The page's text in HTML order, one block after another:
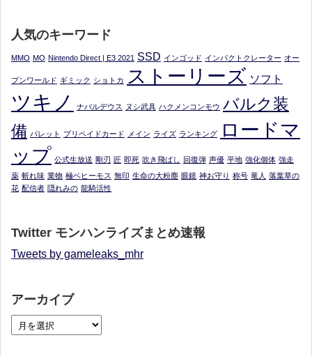
人気のキーワード
MMO MO Nintendo Direct | E3 2021 SSD インゴッド インパクトクレーター オー
プンワールド ギミック ショトカ ストーリーズ ソフト
ツキノ ナバルデウス ヌシ武具 ハクメンコンモウ バルク装
備 パレット プリペイドカード メイン ライズ ランキング
ロードマ
ップ 公式生放送 剛刃 匠 即死 吹き飛ばし 回復弾 声優 平地 強化個体 強走
薬 斬れ味 業物 極ベヒーモス 無印 生命の大粉塵 眼鏡 神お守り 称号 竜人 落葉草の
花 配信者 隠れみの 龍騎活性
Twitter モンハンライズまとめ速報
Tweets by gameleaks_mhr
アーカイブ